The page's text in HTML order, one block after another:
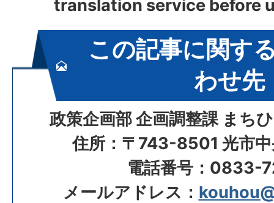
translation service before
この記事に関す
わせ先
政策企画部 企画調整課 まち
住所：〒743-8501 光市中
電話番号：0833-
メールアドレス：